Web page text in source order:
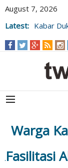
August 7, 2026
Latest: Kabar
Warga
Fasilitasi